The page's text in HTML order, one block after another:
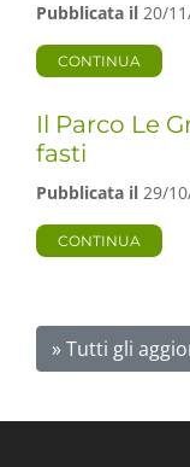
Pubblicata il 20/
CONTINUA
Il Parco Le
fasti
Pubblicata il 29/
CONTINUA
» Tutti gli